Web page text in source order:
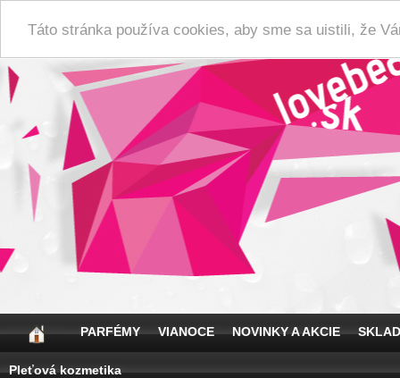
Táto stránka používa cookies, aby sme sa uistili, že
PARFÉMY VIANOCE NOVINKY A AKCIE
Pleťová kozmetika